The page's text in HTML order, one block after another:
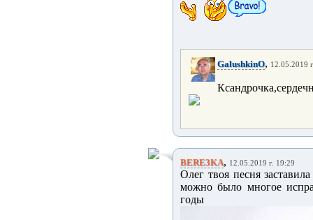
GalushkinO, 12.05.2019
BERE3KA, 12.05.2019 г. 19:29
Олег твоя песня
можно было многое
годы